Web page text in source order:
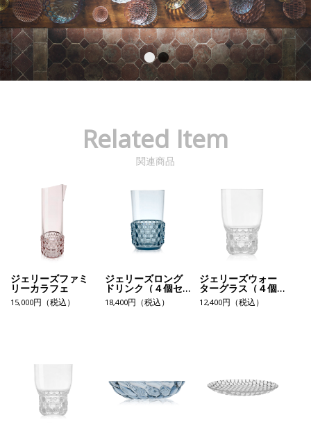
Related Item
関連商品
ジェリーズファミ
リーカラフェ
15,000円（税込）
ジェリーズロング
ドリンク（４個セ
ット）
18,400円（税込）
ジェリーズウォー
ターグラス（４個
セット）
12,400円（税込）